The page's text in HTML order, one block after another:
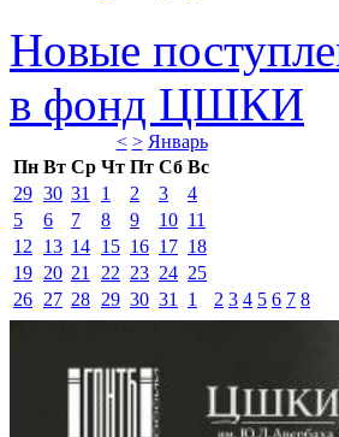
Новые
в фонд ЦШКИ
< > Январь
Пн Вт Ср Чт Пт Сб Вс
29 30 31 1 2 3
4
5
6 7 8 9 10 11
12
13 14 15 16 17 18
19 20 21 22 23 24 25
26 27 28 29 30 31 1 2 3 4 5 6 7 8